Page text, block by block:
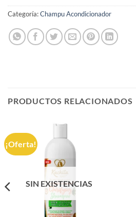
Categoría:Champu Acondicionador
PRODUCTOS RELACIONADOS
¡Oferta!
SIN EXISTENCIAS